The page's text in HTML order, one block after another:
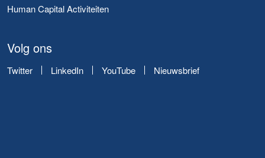
Human Capital Activiteiten
Volg ons
Twitter LinkedIn YouTube Nieuwsbrief